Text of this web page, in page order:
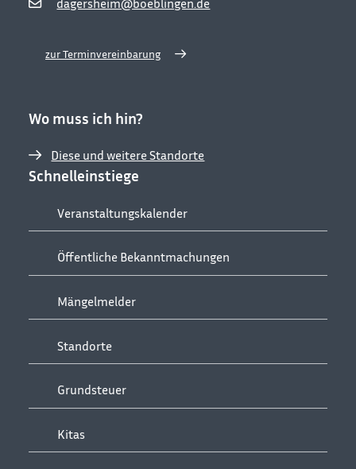
zur Terminvereinbarung
Wo muss ich hin?
Diese und weitere Standorte
Schnelleinstiege
Veranstaltungskalender
Öffentliche Bekanntmachungen
Mängelmelder
Standorte
Grundsteuer
Kitas